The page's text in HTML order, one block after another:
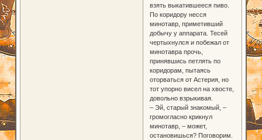
взять выкатившееся пиво.
По коридору несся
минотавр, приметивший
добычу у аппарата. Тесей
чертыхнулся и побежал от
минотавра прочь,
принявшись петлять по
коридорам, пытаясь
оторваться от Астерия, но
тот упорно висел на хвосте,
довольно взрыкивая.
– Эй, старый знакомый, –
громогласно крикнул
минотавр, – может,
остановишься? Поговорим.